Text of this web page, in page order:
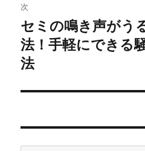
で
開
き
ま
す
ー
シ
ョ
ン
次
次
の
投
セミの鳴き声がう
法！手軽にできる
法